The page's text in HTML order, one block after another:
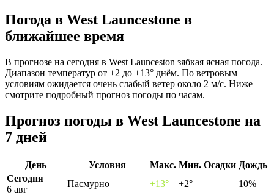
Погода в West Launcestonе в
ближайшее время
В прогнозе на сегодня в West Launceston зябкая ясная погода.
Диапазон температур от +2 до +13° днём. По ветровым
условиям ожидается очень слабый ветер около 2 м/с. Ниже
смотрите подробный прогноз погоды по часам.
Прогноз погоды в West Launcestonе на
7 дней
День Условия Макс. Мин. Осадки Дождь
Сегодня
6 авг
Пасмурно +13° +2° —
10%